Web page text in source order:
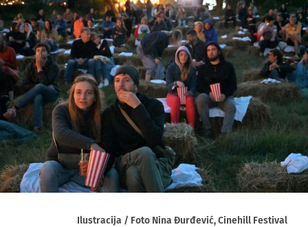
Ilustracija / Foto Nina Đurđević, Cinehill Festival